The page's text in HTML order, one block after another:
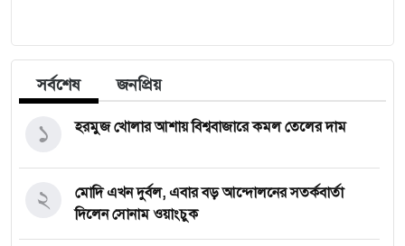
সর্বশেষ জনপ্রিয়
হরমুজ খোলার আশায় বিশ্ববাজারে কমল তেলের দাম
১
মোদি এখন দুর্বল, এবার বড় আন্দোলনের সতর্কবার্তা
দিলেন সোনাম ওয়াংচুক
২